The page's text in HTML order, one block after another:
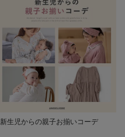
新生児からの親子お揃いコーデ